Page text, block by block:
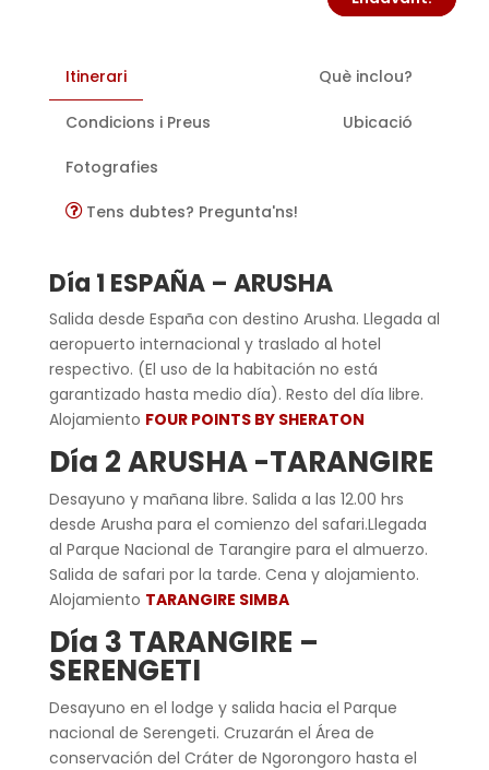
Itinerari Què inclou?
Condicions i Preus Ubicació
Fotografies
Tens dubtes? Pregunta'ns!
Día 1 ESPAÑA – ARUSHA
Salida desde España con destino Arusha. Llegada al
aeropuerto internacional y traslado al hotel
respectivo. (El uso de la habitación no está
garantizado hasta medio día). Resto del día libre.
Alojamiento FOUR POINTS BY SHERATON
Día 2 ARUSHA -TARANGIRE
Desayuno y mañana libre. Salida a las 12.00 hrs
desde Arusha para el comienzo del safari.Llegada
al Parque Nacional de Tarangire para el almuerzo.
Salida de safari por la tarde. Cena y alojamiento.
Alojamiento TARANGIRE SIMBA
Día 3 TARANGIRE –
SERENGETI
Desayuno en el lodge y salida hacia el Parque
nacional de Serengeti. Cruzarán el Área de
conservación del Cráter de Ngorongoro hasta el